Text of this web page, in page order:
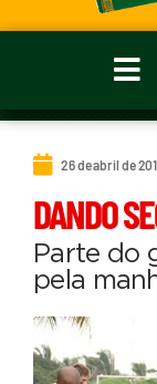
26 de abril de
DANDO
Parte do
pela